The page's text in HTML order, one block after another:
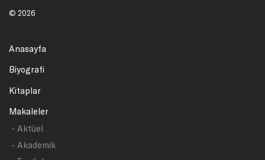
© 2026
Anasayfa
Biyografi
Kitaplar
Makaleler
- Aktüel
- Akademik